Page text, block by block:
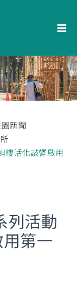
新聞
樓活化敲響啟用
列活動
第一